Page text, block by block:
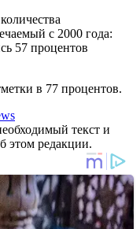
с 2000 года:
57 процентов
в 77 процентов.
текст и
этом редакции.